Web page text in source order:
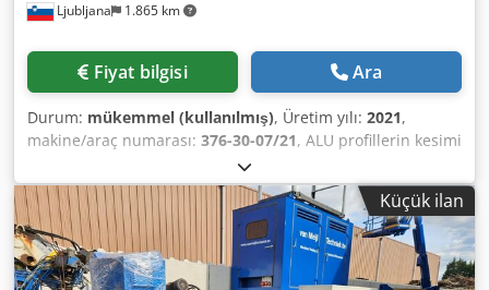
Ljubljana 1.865 km
Fiyat bilgisi Ara
Durum: mükemmel (kullanılmış), Üretim yılı: 2021,
makine/araç numarası: 376-30-07/21, ALU profillerin kesimi
için özel hat. Uzun alüminyum profillerin kesimi için 6
eksenli hat. Profil ölçüsü: 160x200 mm. Maksimum kesim
uzunluğu: 1500 mm, minimum kesim uzunluğu: 30 mm.
Giriş malzemesinin maksimum uzunluğu: 6500 mm. Kesim
uzunluğu toleransı: +/-0,3 mm. Kesim açısı: 90° +/-20°.
Dsdpfx Aijy Nkp Iehjkr
Küçük ilan